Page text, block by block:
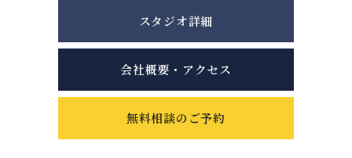
スタジオ詳細
会社概要・アクセス
無料相談のご予約